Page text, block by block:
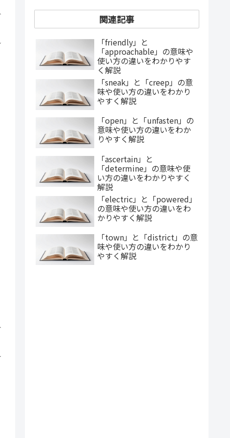
関連記事
「friendly」と
「approachable」の意味や
使い方の違いをわかりやす
く解説
「sneak」と「creep」の意
味や使い方の違いをわかり
やすく解説
「open」と「unfasten」の
意味や使い方の違いをわか
りやすく解説
「ascertain」と
「determine」の意味や使
い方の違いをわかりやすく
解説
「electric」と「powered」
の意味や使い方の違いをわ
かりやすく解説
「town」と「district」の意
味や使い方の違いをわかり
やすく解説